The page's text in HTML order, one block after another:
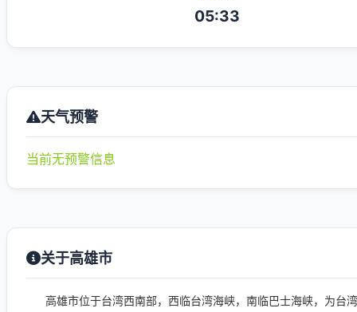
05:33
天气预警
当前无预警信息
关于高雄市
高雄市位于台湾西南部，西临台湾海峡，南临巴士海峡，为台湾